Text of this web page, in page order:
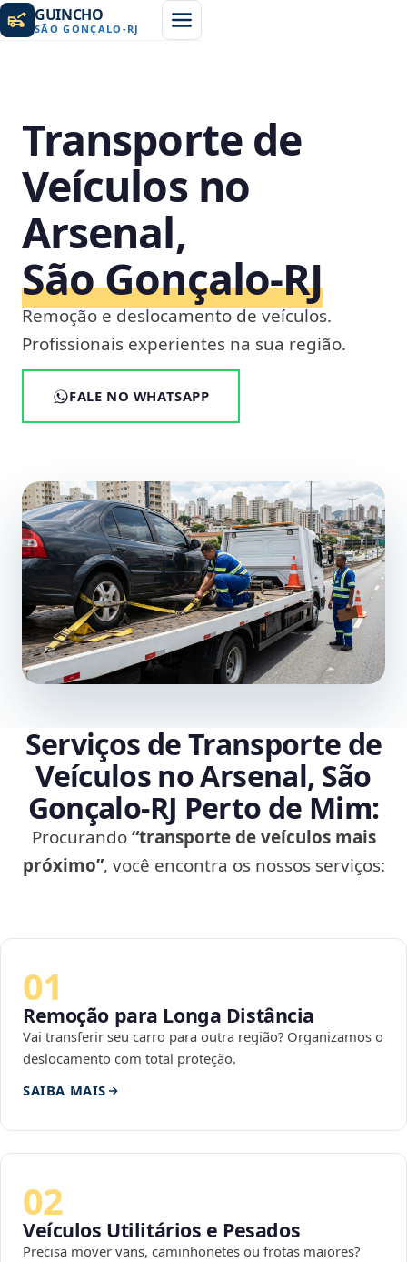
GUINCHO
SÃO GONÇALO -RJ
Transporte de
Veículos no
Arsenal,
São Gonçalo‑RJ
Remoção e deslocamento de veículos.
Profissionais experientes na sua região.
FALE NO WHATSAPP
Serviços de Transporte de
Veículos no Arsenal, São
Gonçalo‑RJ Perto de Mim:
Procurando“transporte de veículos mais
próximo”, você encontra os nossos serviços:
01
Remoção para Longa Distância
Vai transferir seu carro para outra região? Organizamos o
deslocamento com total proteção.
SAIBA MAIS
02
Veículos Utilitários e Pesados
Precisa mover vans, caminhonetes ou frotas maiores?